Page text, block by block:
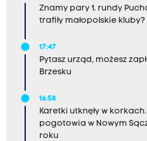
Znamy pary 1. rundy
trafiły małopolskie kluby?
17:47
Pytasz urząd, możesz
Brzesku
16:58
Karetki utknęły w
pogotowia w Nowym
roku